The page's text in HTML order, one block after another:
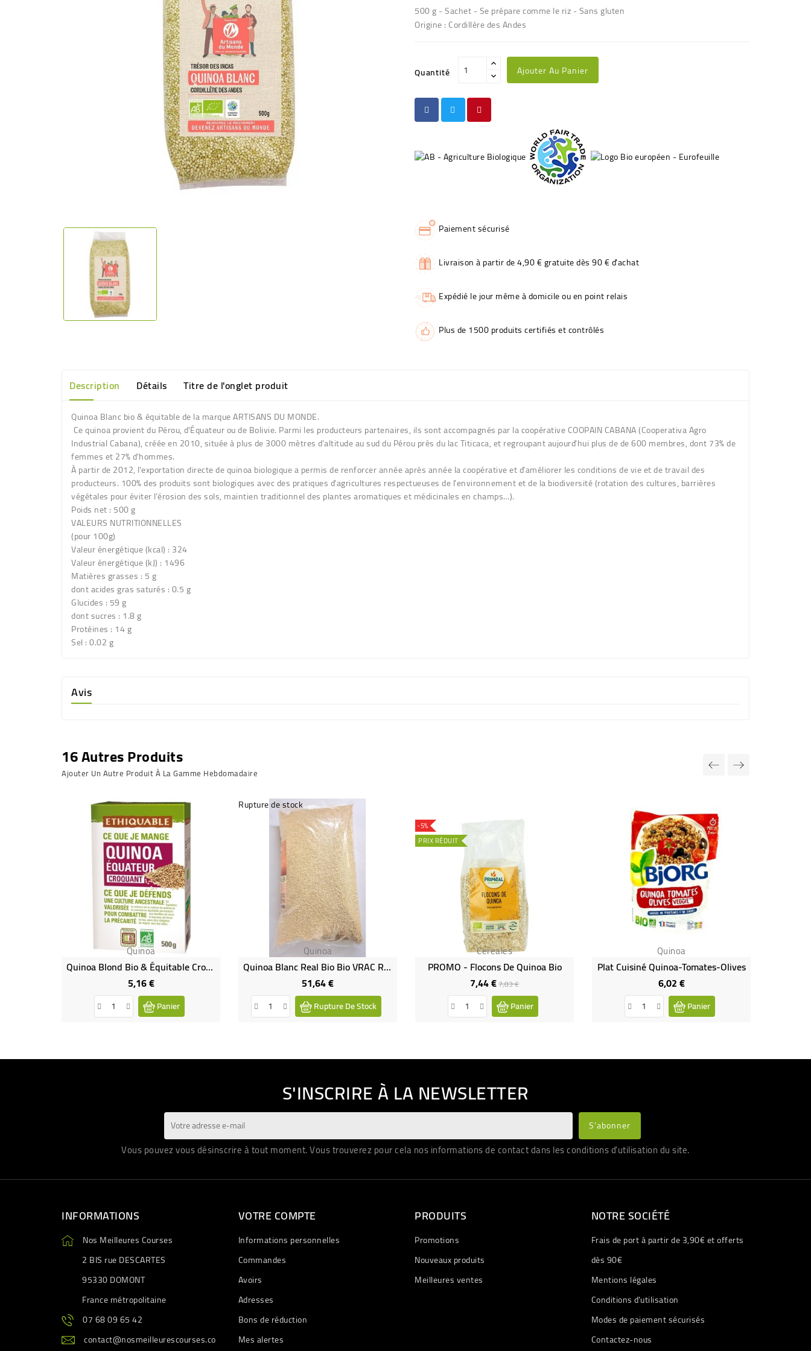
500 g - Sachet - Se prépare comme le riz - Sans gluten
Origine : Cordillère des Andes
Quantité Ajouter Au Panier
Paiement sécurisé
Livraison à partir de 4,90 € gratuite dès 90 € d'achat
Expédié le jour même à domicile ou en point relais
Plus de 1500 produits certifiés et contrôlés
Description Détails Titre de l'onglet produit
Quinoa Blanc bio & équitable de la marque ARTISANS DU MONDE.
Ce quinoa provient du Pérou, d’Équateur ou de Bolivie. Parmi les producteurs partenaires, ils sont accompagnés par la coopérative COOPAIN CABANA (Cooperativa Agro
Industrial Cabana), créée en 2010, située à plus de 3000 mètres d’altitude au sud du Pérou près du lac Titicaca, et regroupant aujourd’hui plus de de 600 membres, dont 73% de
femmes et 27% d'hommes.
À partir de 2012, l'exportation directe de quinoa biologique a permis de renforcer année après année la coopérative et d’améliorer les conditions de vie et de travail des
producteurs. 100% des produits sont biologiques avec des pratiques d’agricultures respectueuses de l’environnement et de la biodiversité (rotation des cultures, barrières
végétales pour éviter l’érosion des sols, maintien traditionnel des plantes aromatiques et médicinales en champs…).
Poids net : 500 g
VALEURS NUTRITIONNELLES
(pour 100g)
Valeur énergétique (kcal) : 324
Valeur énergétique (kJ) : 1496
Matières grasses : 5 g
dont acides gras saturés : 0.5 g
Glucides : 59 g
dont sucres : 1.8 g
Protéines : 14 g
Sel : 0.02 g
Avis
16 Autres Produits
Ajouter Un Autre Produit À La Gamme Hebdomadaire
Quinoa
Quinoa Blond Bio & Équitable Croquant
5,16 €Prix
Panier
Rupture de stock
Quinoa
Quinoa Blanc Real Bio Bio VRAC RHD 5 Kg
51,64 €Prix
Rupture De Stock
Cereales
-5%
PRIX RÉDUIT
PROMO - Flocons De Quinoa Bio
7,44 €Prix
de
base
7,83 €Prix
Panier
Quinoa
Plat Cuisiné Quinoa-Tomates-Olives
6,02 €Prix
Panier
S'INSCRIRE À LA NEWSLETTER
Vous pouvez vous désinscrire à tout moment. Vous trouverez pour cela nos informations de contact dans les conditions d'utilisation du site.
INFORMATIONS
Nos Meilleures Courses
2 BIS rue DESCARTES
95330 DOMONT
France métropolitaine
07 68 09 65 42
contact@nosmeilleurescourses.co
VOTRE COMPTE
Informations personnelles
Commandes
Avoirs
Adresses
Bons de réduction
Mes alertes
PRODUITS
Promotions
Nouveaux produits
Meilleures ventes
NOTRE SOCIÉTÉ
Frais de port à partir de 3,90€ et offerts
dès 90€
Mentions légales
Conditions d'utilisation
Modes de paiement sécurisés
Contactez-nous